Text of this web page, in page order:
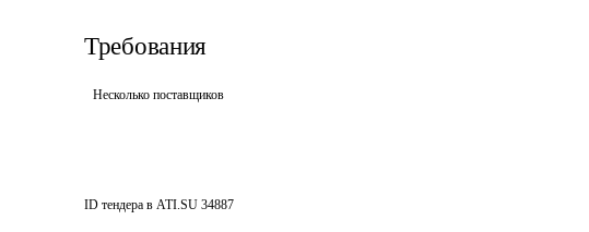
Требования
Несколько поставщиков
ID тендера в ATI.SU 34887